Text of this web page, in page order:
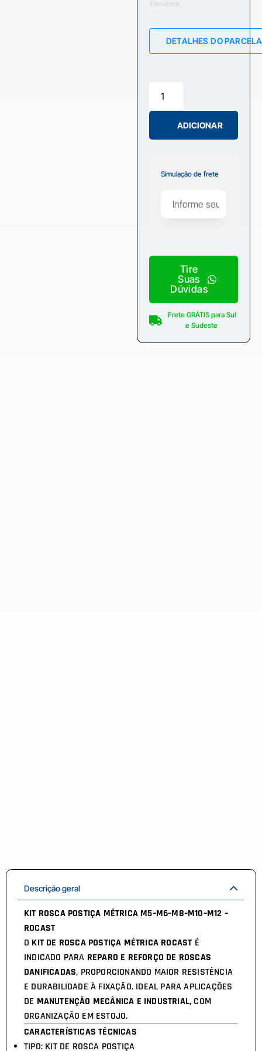
2 em stock
DETALHES DO
ADICIONAR
Simulação de frete
Tire
Suas
Dúvidas
Frete GRÁTIS para Sul
e Sudeste
Descrição geral
KIT ROSCA POSTIÇA MÉTRICA M5–M6–M8–M10–M12 –
ROCAST
O KIT DE ROSCA POSTIÇA MÉTRICA ROCAST É
INDICADO PARA REPARO E REFORÇO DE ROSCAS
DANIFICADAS, PROPORCIONANDO MAIOR RESISTÊNCIA
E DURABILIDADE À FIXAÇÃO. IDEAL PARA APLICAÇÕES
DE MANUTENÇÃO MECÂNICA E INDUSTRIAL, COM
ORGANIZAÇÃO EM ESTOJO.
CARACTERÍSTICAS TÉCNICAS
TIPO: KIT DE ROSCA POSTIÇA